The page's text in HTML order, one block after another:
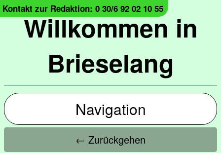
Willkommen in
Brieselang
Kontakt zur Redaktion: 0 30/6 92 02 10 55
Navigation
← Zurückgehen